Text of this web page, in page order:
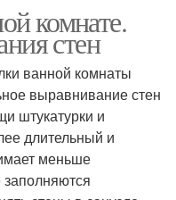
комнате.
стен
ванной комнаты
выравнивание стен
штукатурки и
длительный и
меньше